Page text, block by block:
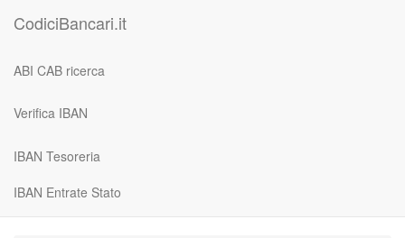
CodiciBancari.it
ABI CAB ricerca
Verifica IBAN
IBAN Tesoreria
IBAN Entrate Stato